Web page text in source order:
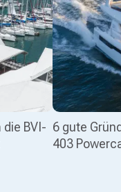
die BVI- 6 gute
403